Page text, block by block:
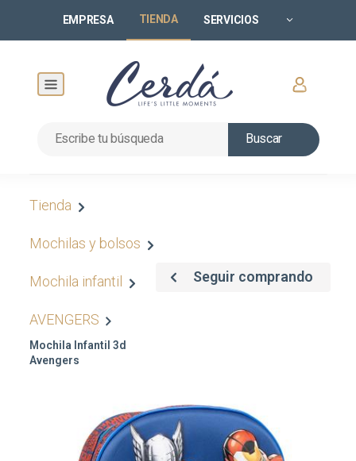
EMPRESA TIENDA SERVICIOS
Buscar
Tienda
Mochilas y bolsos
Mochila infantil
AVENGERS
Mochila Infantil 3d
Avengers
Seguir comprando